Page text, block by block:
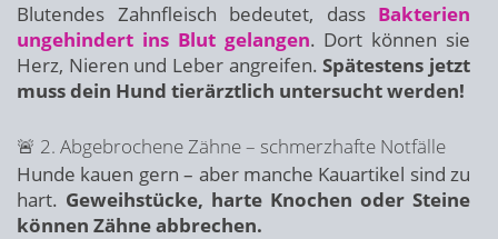
Blutendes Zahnfleisch bedeutet, dass Bakterien
ungehindert ins Blut gelangen. Dort können sie
Herz, Nieren und Leber angreifen.Spätestens jetzt
muss dein Hund tierärztlich untersucht werden!
🚨 2. Abgebrochene Zähne – schmerzhafte Notfälle
Hunde kauen gern – aber manche Kauartikel sind zu
hart. Geweihstücke, harte Knochen oder Steine
können Zähne abbrechen.